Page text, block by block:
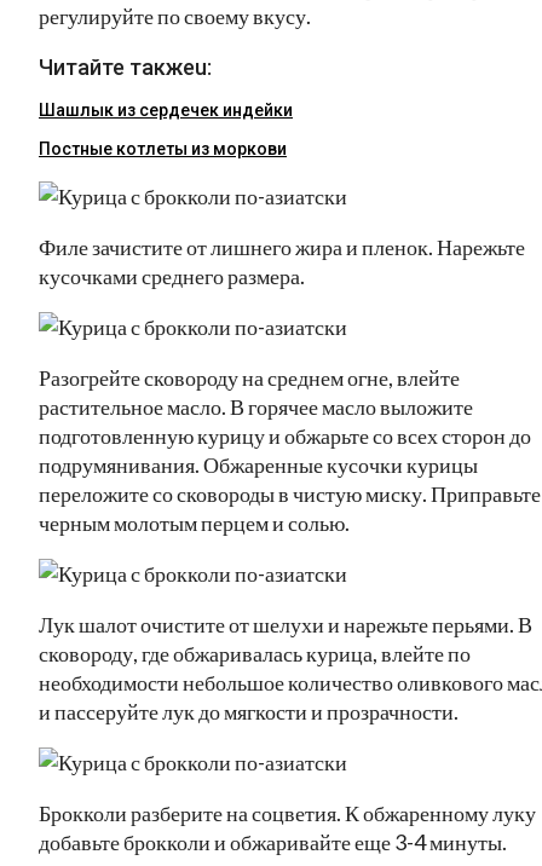
регулируйте по своему вкусу.
Читайте такжеu:
Шашлык из сердечек индейки
Постные котлеты из моркови
Филе зачистите от лишнего жира и пленок. Нарежьте
кусочками среднего размера.
Разогрейте сковороду на среднем огне, влейте
растительное масло. В горячее масло выложите
подготовленную курицу и обжарьте со всех сторон до
подрумянивания. Обжаренные кусочки курицы
переложите со сковороды в чистую миску. Приправьте
черным молотым перцем и солью.
Лук шалот очистите от шелухи и нарежьте перьями. В
сковороду, где обжаривалась курица, влейте по
необходимости небольшое количество оливкового
и пассеруйте лук до мягкости и прозрачности.
Брокколи разберите на соцветия. К обжаренному луку
добавьте брокколи и обжаривайте еще 3-4 минуты.